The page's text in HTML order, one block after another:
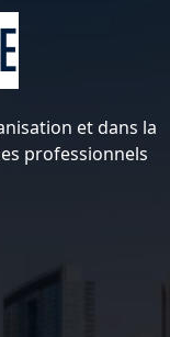
et dans la
professionnels